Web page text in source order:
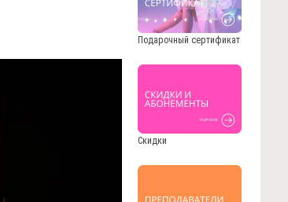
Подарочный сертификат
Скидки